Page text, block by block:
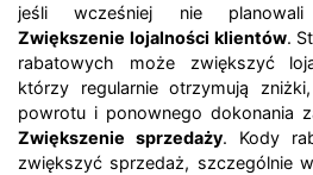
jeśli wcześniej nie planowali
Zwiększenie lojalności klientów.
rabatowych może zwiększyć
którzy regularnie otrzymują
powrotu i ponownego dokonania
Zwiększenie sprzedaży. Kody
zwiększyć sprzedaż, szczególnie